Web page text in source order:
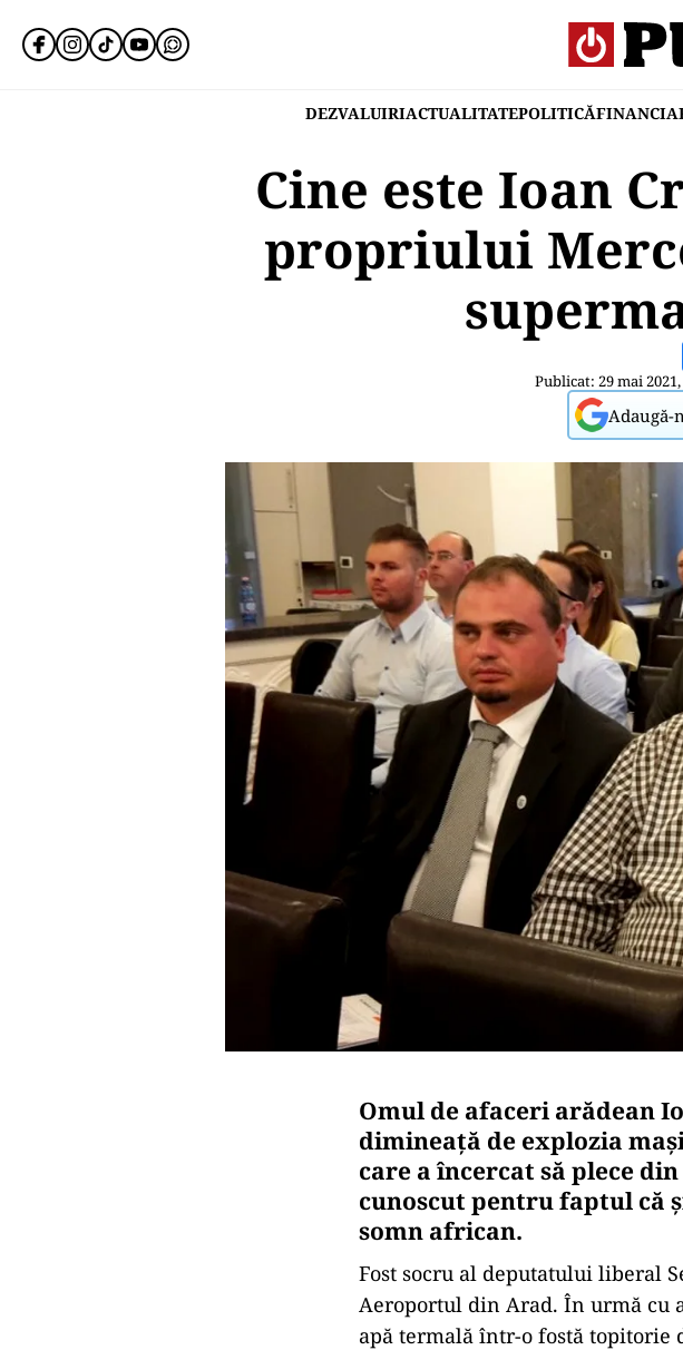
DEZVALUIRIACTUALITATEPOLITICĂ
Cine este Ioan
propriului
Publicat: 29 mai
Adaugă-
Omul de afaceri arădean
dimineață de explozia
care a încercat să plece
cunoscut pentru faptul că
somn african.
Fost socru al deputatului liberal
Aeroportul din Arad. În urmă cu
apă termală într-o fostă topitorie